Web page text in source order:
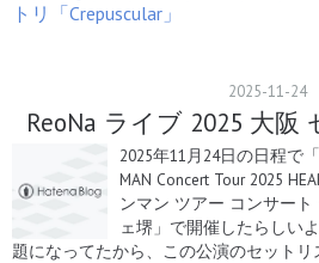
2025-11-24
ReoNa ライブ 2025 大阪
2025年11月24日の日程で
MAN Concert Tour 2025
ンマン ツアー コンサー
ェ堺」で開催したらしい
題になってたから、この公演のセット